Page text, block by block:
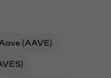
Aave (AAVE)